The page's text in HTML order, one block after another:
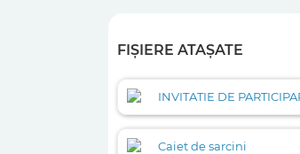
FIȘIERE ATAȘATE
INVITATIE DE
Caiet de sarcini